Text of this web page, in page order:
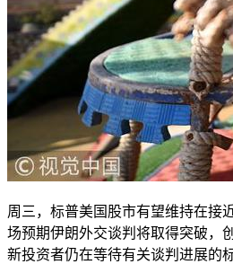
周三，标普美国股市有望维持在接
场预期伊朗外交谈判将取得突破，
新投资者仍在等待有关谈判进展的